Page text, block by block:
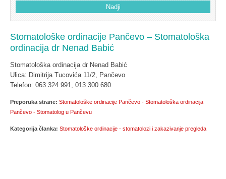
Stomatološke ordinacije Pančevo – Stomatološka
ordinacija dr Nenad Babić
Stomatološka ordinacija dr Nenad Babić
Ulica: Dimitrija Tucovića 11/2, Pančevo
Telefon: 063 324 991, 013 300 680
Preporuka strane: Stomatološke ordinacije Pančevo - Stomatološka ordinacija
Pančevo - Stomatolog u Pančevu
Kategorija članka: Stomatološke ordinacije - stomatolozi i zakazivanje pregleda